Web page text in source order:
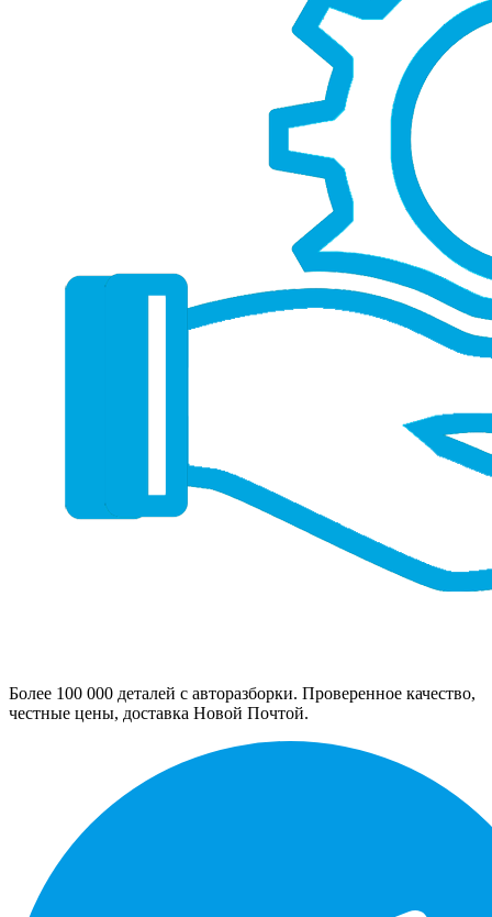
Более 100 000 деталей с авторазборки. Проверенное качество,
честные цены, доставка Новой Почтой.